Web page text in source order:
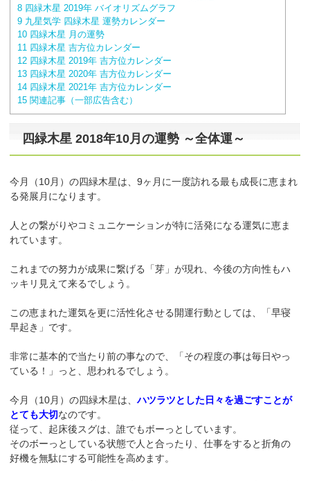
8 四緑木星 2019年 バイオリズムグラフ
9 九星気学 四緑木星 運勢カレンダー
10 四緑木星 月の運勢
11 四緑木星 吉方位カレンダー
12 四緑木星 2019年 吉方位カレンダー
13 四緑木星 2020年 吉方位カレンダー
14 四緑木星 2021年 吉方位カレンダー
15 関連記事（一部広告含む）
四緑木星 2018年10月の運勢 ～全体運～
今月（10月）の四緑木星は、9ヶ月に一度訪れる最も成長に恵まれ
る発展月になります。
人との繋がりやコミュニケーションが特に活発になる運気に恵ま
れています。
これまでの努力が成果に繋げる「芽」が現れ、今後の方向性もハ
ッキリ見えて来るでしょう。
この恵まれた運気を更に活性化させる開運行動としては、「早寝
早起き」です。
非常に基本的で当たり前の事なので、「その程度の事は毎日やっ
ている！」っと、思われるでしょう。
今月（10月）の四緑木星は、ハツラツとした日々を過ごすことが
とても大切なのです。
従って、起床後スグは、誰でもボーっとしています。
そのボーっとしている状態で人と合ったり、仕事をすると折角の
好機を無駄にする可能性を高めます。